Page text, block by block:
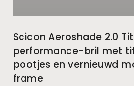
Scicon Aeroshade 2.0
performance-bril met
pootjes en vernieuwd
frame